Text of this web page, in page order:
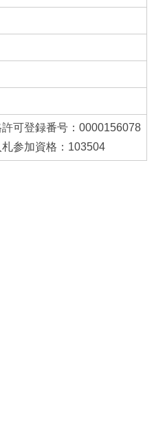
可登録番号：0000156078
参加資格：103504